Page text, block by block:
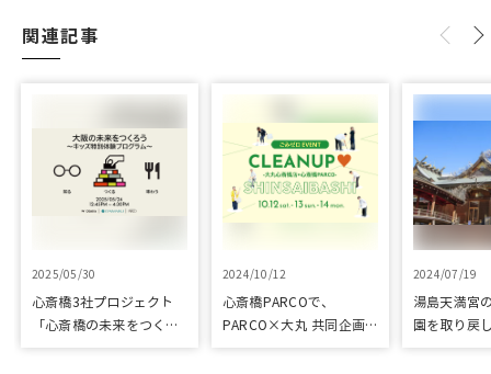
関連記事
2025/05/30
心斎橋3社プロジェクト
「心斎橋の未来をつくろ
2024/10/12
心斎橋PARCOで、
PARCO×大丸 共同企画
2024/07/19
湯島天満宮
園を取り戻